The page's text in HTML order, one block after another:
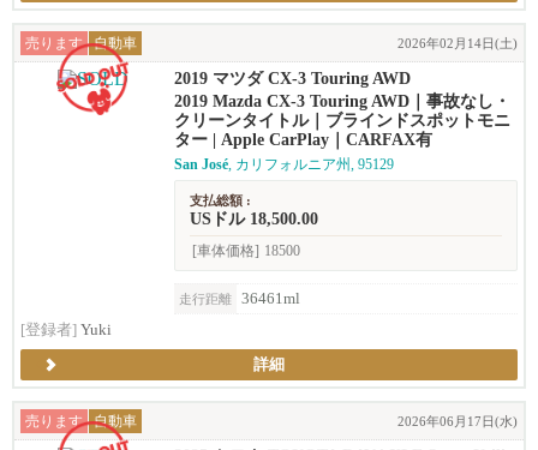
売ります 自動車 2026年02月14日(土)
2019 マツダ CX-3 Touring AWD
2019 Mazda CX-3 Touring AWD｜事故なし・
クリーンタイトル｜ブラインドスポットモニ
ター | Apple CarPlay｜CARFAX有
San José, カリフォルニア州, 95129
支払総額 :
USドル 18,500.00
[車体価格] 18500
走行距離
36461ml
[登録者] Yuki
詳細
売ります 自動車 2026年06月17日(水)